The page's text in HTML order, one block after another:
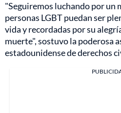
"Seguiremos luchando por un
personas LGBT puedan ser
vida y recordadas por su
muerte", sostuvo la poderosa
estadounidense de derechos